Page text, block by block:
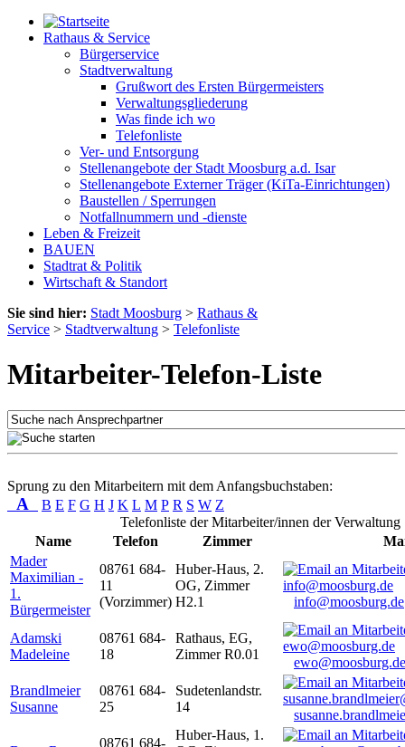
Rathaus & Service
Bürgerservice
Stadtverwaltung
Grußwort des Ersten Bürgermeisters
Verwaltungsgliederung
Was finde ich wo
Telefonliste
Ver- und Entsorgung
Stellenangebote der Stadt Moosburg a.d. Isar
Stellenangebote Externer Träger (KiTa-Einrichtungen)
Baustellen / Sperrungen
Notfallnummern und -dienste
Leben & Freizeit
BAUEN
Stadtrat & Politik
Wirtschaft & Standort
Sie sind hier: Stadt Moosburg > Rathaus &
Service > Stadtverwaltung > Telefonliste
Mitarbeiter-Telefon-Liste
Sprung zu den Mitarbeitern mit dem Anfangsbuchstaben:
A B E F G H J K L M P R S W Z
Telefonliste der Mitarbeiter/innen der Verwaltung
Name
Telefon Zimmer
Mader
Maximilian -
1.
Bürgermeister
08761 684-
11
(Vorzimmer)
Huber-Haus, 2.
OG, Zimmer
H2.1
info@moosburg.de
Adamski
Madeleine
08761 684-
18
Rathaus, EG,
Zimmer R0.01
ewo@moosburg.de
Brandlmeier
Susanne
08761 684-
25
Sudetenlandstr.
14
08761 684-
Huber-Haus, 1.